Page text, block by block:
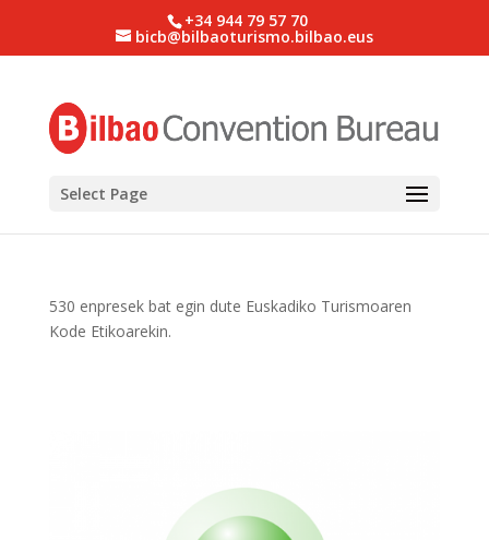
+34 944 79 57 70
bicb@bilbaoturismo.bilbao.eus
Select Page
530 enpresek bat egin dute Euskadiko Turismoaren
Kode Etikoarekin.